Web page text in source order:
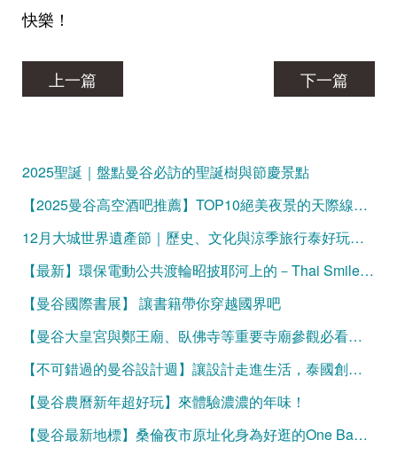
快樂！
上一篇 下一篇
2025聖誕｜盤點曼谷必訪的聖誕樹與節慶景點
【2025曼谷高空酒吧推薦】TOP10絕美夜景的天際線微醺時光
12月大城世界遺產節｜歷史、文化與涼季旅行泰好玩的曼谷一日遊！
【最新】環保電動公共渡輪昭披耶河上的－Thai Smile Boat
【曼谷國際書展】 讓書籍帶你穿越國界吧
【曼谷大皇宮與鄭王廟、臥佛寺等重要寺廟參觀必看】服裝規定與官方網站購票資訊
【不可錯過的曼谷設計週】讓設計走進生活，泰國創意大爆發
【曼谷農曆新年超好玩】來體驗濃濃的年味！
【曼谷最新地標】桑倫夜市原址化身為好逛的One Bangkok